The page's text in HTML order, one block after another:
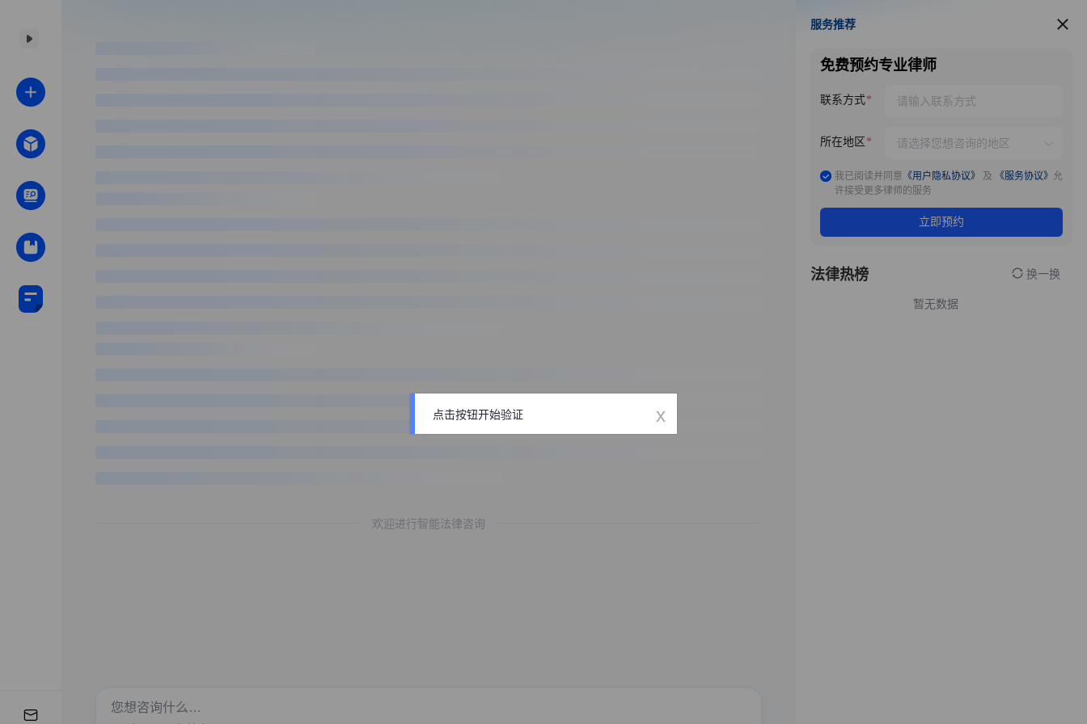
欢迎进行智能法律咨询
服务推荐
服务推荐
免费预约专业律师
联系方式
所在地区
我已阅读并同意 《用户隐私协议》 及 《服务协议》 允
许接受更多律师的服务
立即预约
法律热榜 换一换
暂无数据
点击按钮开始验证 x